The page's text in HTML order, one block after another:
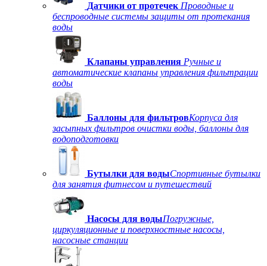
Датчики от протечек Проводные и
беспроводные системы защиты от протекания
воды
Клапаны управления Ручные и
автоматические клапаны управления фильтрации
воды
Баллоны для фильтровКорпуса для
засыпных фильтров очистки воды, баллоны для
водоподготовки
Бутылки для водыСпортивные бутылки
для занятия фитнесом и путешествий
Насосы для водыПогружные,
циркуляционные и поверхностные насосы,
насосные станции